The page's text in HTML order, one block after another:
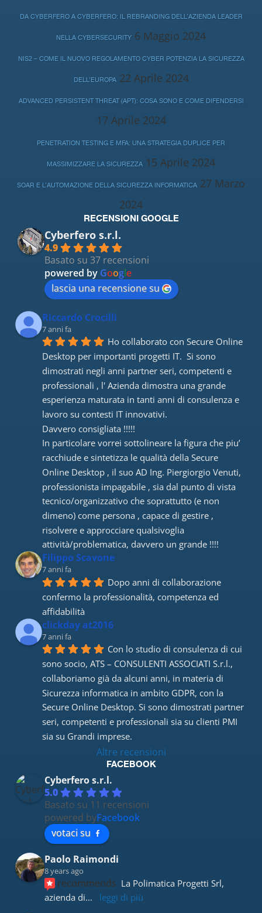
DA CYBERFERO A CYBERFERO: IL REBRANDING DELL’AZIENDA LEADER
NELLA CYBERSECURITY 6 Maggio 2024
NIS2 – COME IL NUOVO REGOLAMENTO CYBER POTENZIA LA SICUREZZA
DELL’EUROPA 22 Aprile 2024
ADVANCED PERSISTENT THREAT (APT): COSA SONO E COME DIFENDERSI
17 Aprile 2024
PENETRATION TESTING E MFA: UNA STRATEGIA DUPLICE PER
MASSIMIZZARE LA SICUREZZA 15 Aprile 2024
SOAR E L’AUTOMAZIONE DELLA SICUREZZA INFORMATICA 27 Marzo
2024
RECENSIONI GOOGLE
Cyberfero s.r.l.
4.9
Basato su 37 recensioni
powered by Google
lascia una recensione su
Riccardo Crocilli
7 anni fa
Ho collaborato con Secure Online
Desktop per importanti progetti IT.  Si sono
dimostrati negli anni partner seri, competenti e
professionali , l' Azienda dimostra una grande
esperienza maturata in tanti anni di consulenza e
lavoro su contesti IT innovativi.
Davvero consigliata !!!!!
In particolare vorrei sottolineare la figura che piu’
racchiude e sintetizza le qualità della Secure
Online Desktop , il suo AD Ing. Piergiorgio Venuti,
professionista impagabile , sia dal punto di vista
tecnico/organizzativo che soprattutto (e non
dimeno) come persona , capace di gestire ,
risolvere e approcciare qualsivoglia
attività/problematica, davvero un grande !!!!
Filippo Scavone
7 anni fa
Dopo anni di collaborazione
confermo la professionalità, competenza ed
affidabilità
clickday at2016
7 anni fa
Con lo studio di consulenza di cui
sono socio, ATS – CONSULENTI ASSOCIATI S.r.l.,
collaboriamo già da alcuni anni, in materia di
Sicurezza informatica in ambito GDPR, con la
Secure Online Desktop. Si sono dimostrati partner
seri, competenti e professionali sia su clienti PMI
sia su Grandi imprese.
Altre recensioni
FACEBOOK
Cyberfero s.r.l.
5.0
Basato su 11 recensioni
powered byFacebook
votaci su
Paolo Raimondi
8 years ago
recommends La Polimatica Progetti Srl,
azienda di... leggi di più